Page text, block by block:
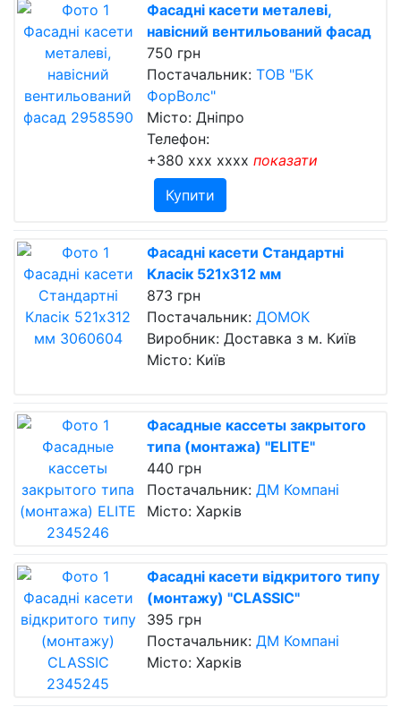
Фасадні касети металеві,
навісний вентильований фасад
750 грн
Постачальник: ТОВ "БК
ФорВолс"
Місто: Дніпро
Телефон:
+380 xxx xxxx показати
Купити
Фасадні касети Стандартні
Класік 521х312 мм
873 грн
Постачальник: ДОМОК
Виробник: Доставка з м. Київ
Місто: Київ
Фасадные кассеты закрытого
типа (монтажа) "ELITE"
440 грн
Постачальник: ДМ Компані
Місто: Харків
Фасадні касети відкритого типу
(монтажу) "CLASSIC"
395 грн
Постачальник: ДМ Компані
Місто: Харків